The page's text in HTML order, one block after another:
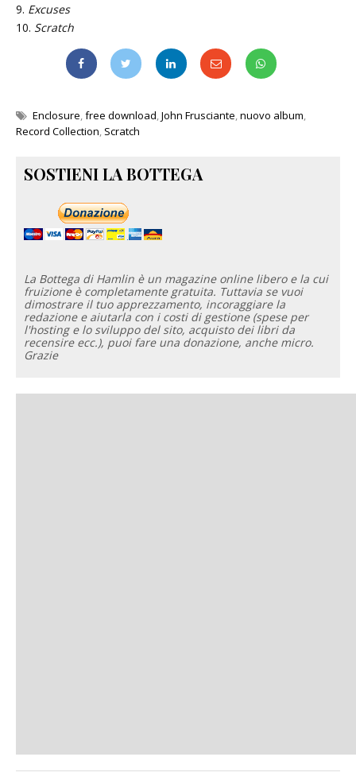
9. Excuses
10. Scratch
Enclosure,free download,John Frusciante,nuovo album,
Record Collection, Scratch
SOSTIENI LA BOTTEGA
La Bottega di Hamlin è un magazine online libero e la cui
fruizione è completamente gratuita. Tuttavia se vuoi
dimostrare il tuo apprezzamento, incoraggiare la
redazione e aiutarla con i costi di gestione (spese per
l'hosting e lo sviluppo del sito, acquisto dei libri da
recensire ecc.), puoi fare una donazione, anche micro.
Grazie